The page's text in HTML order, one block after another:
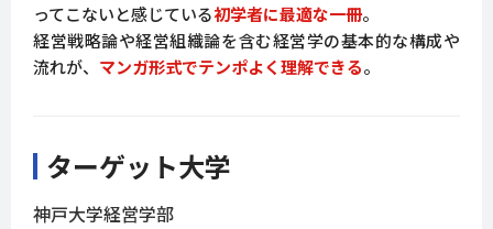
ってこないと感じている初学者に最適な一冊。
経営戦略論や経営組織論を含む経営学の基本的な構成や
流れが、 マンガ形式でテンポよく理解できる。
ターゲット大学
神戸大学経営学部